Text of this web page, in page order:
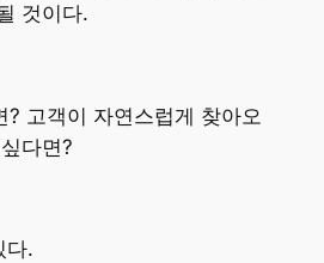
것이다.
? 고객이 자연스럽게 찾아오
다면?
다.